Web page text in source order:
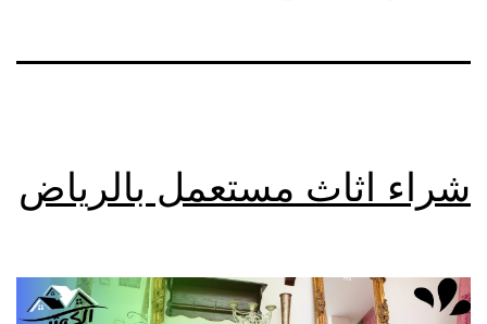
شراء اثاث مستعمل بالرياض